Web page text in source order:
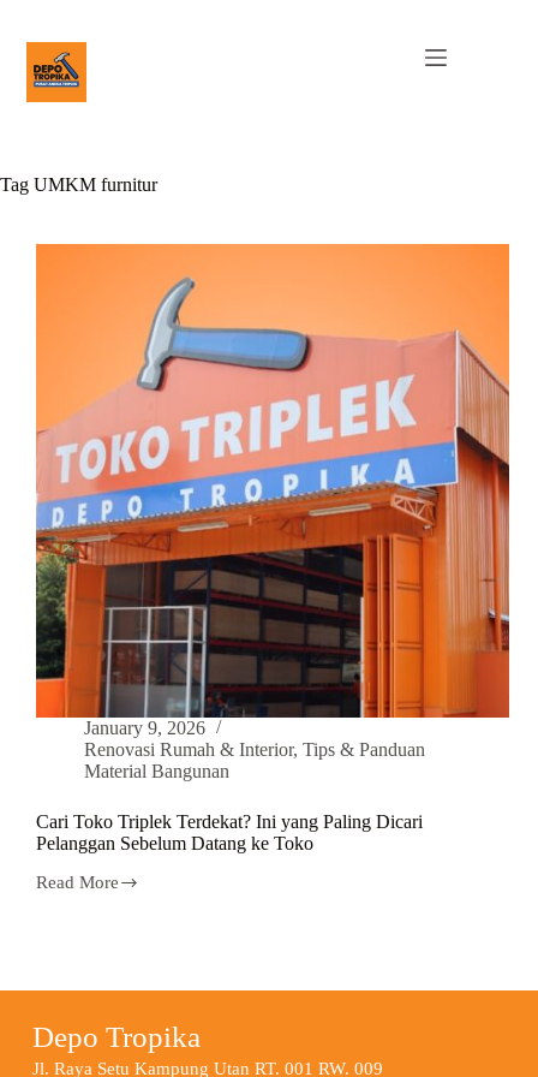
Tag UMKM furnitur
January 9, 2026
Renovasi Rumah & Interior, Tips & Panduan
Material Bangunan
Cari Toko Triplek Terdekat? Ini yang Paling Dicari
Pelanggan Sebelum Datang ke Toko
Read More
Depo Tropika
Jl. Raya Setu Kampung Utan RT. 001 RW. 009